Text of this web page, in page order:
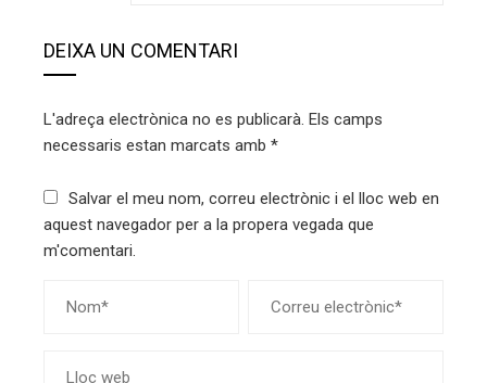
DEIXA UN COMENTARI
L'adreça electrònica no es publicarà. Els camps
necessaris estan marcats amb *
Salvar el meu nom, correu electrònic i el lloc web en
aquest navegador per a la propera vegada que
m'comentari.